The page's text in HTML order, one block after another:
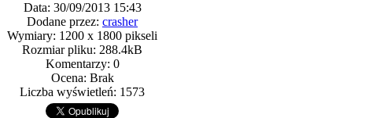
Data: 30/09/2013 15:43
Dodane przez: crasher
Wymiary: 1200 x 1800 pikseli
Rozmiar pliku: 288.4kB
Komentarzy: 0
Ocena: Brak
Liczba wyświetleń: 1573